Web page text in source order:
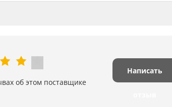
об этом поставщике
Написать